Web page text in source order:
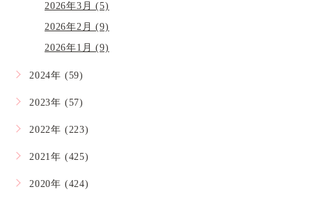
2026年3月 (5)
2026年2月 (9)
2026年1月 (9)
2024年 (59)
2023年 (57)
2022年 (223)
2021年 (425)
2020年 (424)